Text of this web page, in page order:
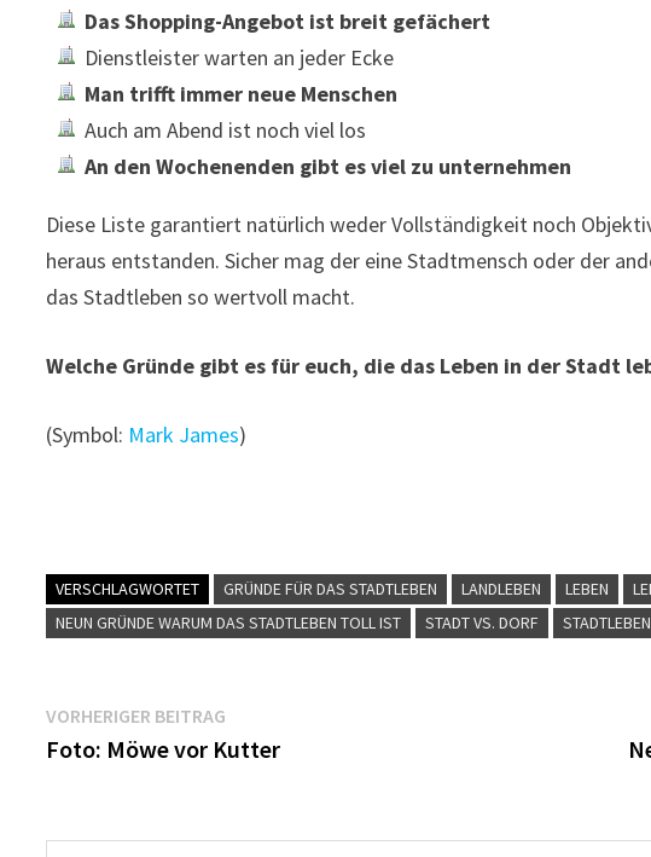
Das Shopping-Angebot ist breit gefächert
Dienstleister warten an jeder Ecke
Man trifft immer neue Menschen
Auch am Abend ist noch viel los
An den Wochenenden gibt es viel zu unternehmen
Diese Liste garantiert natürlich weder Vollständigkeit noch
heraus entstanden. Sicher mag der eine Stadtmensch oder der
das Stadtleben so wertvoll macht.
Welche Gründe gibt es für euch, die das Leben in der Stadt
(Symbol: Mark James)
VERSCHLAGWORTET GRÜNDE FÜR DAS STADTLEBEN LANDLEBEN LEBEN
NEUN GRÜNDE WARUM DAS STADTLEBEN TOLL IST
STADT VS. DORF STADTLEBEN
Beitragsnavigation
VORHERIGER BEITRAG
Beitrag:
Foto: Möwe vor Kutter